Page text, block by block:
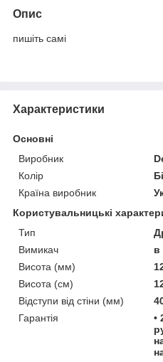
Опис
пишіть самі
Характеристики
Основні
Виробник
Колір
Країна виробник
Користувальницькі
Тип
Вимикач
в
Висота (мм)
Висота (см)
Відступи від стіни (мм)
Гарантія
•